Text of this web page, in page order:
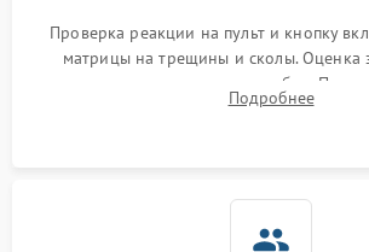
Проверка реакции на пульт и кнопку
матрицы на трещины и сколы. Оценка
подсветки и индикаторов ошибок.
источников сигнала для выявления
Подробнее